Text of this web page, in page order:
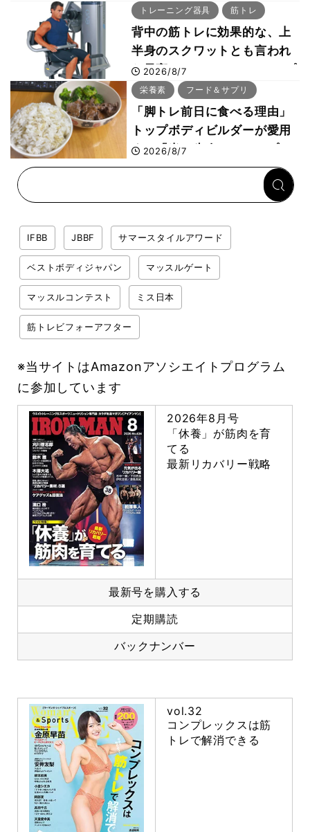
事・睡眠・呼吸の整え方
トレーニング器具 筋トレ
背中の筋トレに効果的な、上
半身のスクワットとも言われ
た最高マシン“ノーチラス・プ
ルオーバーマシン”とは？
2026/8/7
栄養素 フード＆サプリ
「脚トレ前日に食べる理由」
トップボディビルダーが愛用
する「米＋牛肉」のシンプル
回復メシとは？
2026/8/7
IFBB JBBF サマースタイルアワード
ベストボディジャパン マッスルゲート
マッスルコンテスト ミス日本
筋トレビフォーアフター
※当サイトはAmazonアソシエイトプログラム
に参加しています
2026年8月号
「休養」が筋肉を育
てる
最新リカバリー戦略
最新号を購入する
定期購読
バックナンバー
vol.32
コンプレックスは筋
トレで解消できる